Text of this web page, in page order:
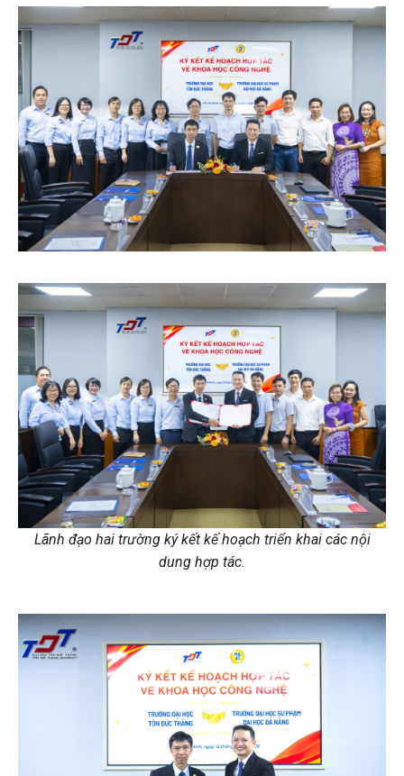
Lãnh đạo hai trường ký kết kế hoạch triển khai các nội
dung hợp tác.